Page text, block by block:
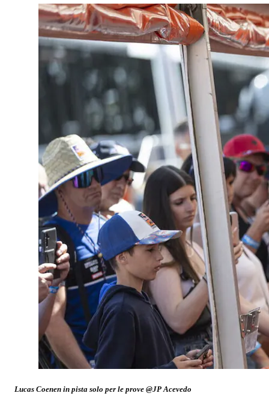
Lucas Coenen in pista solo per le prove @JP Acevedo